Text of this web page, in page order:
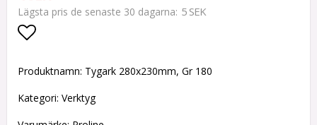
Lägsta pris de senaste 30 dagarna 5 SEK
Produktnamn: Tygark 280x230mm, Gr 180
Kategori: Verktyg